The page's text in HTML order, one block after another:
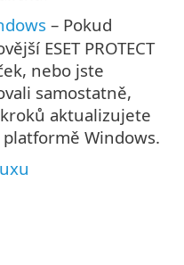
– Pokud
ESET PROTECT
nebo jste
samostatně,
aktualizujete
Windows.